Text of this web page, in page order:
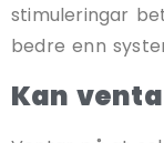
stimuleringar
bedre enn
Kan